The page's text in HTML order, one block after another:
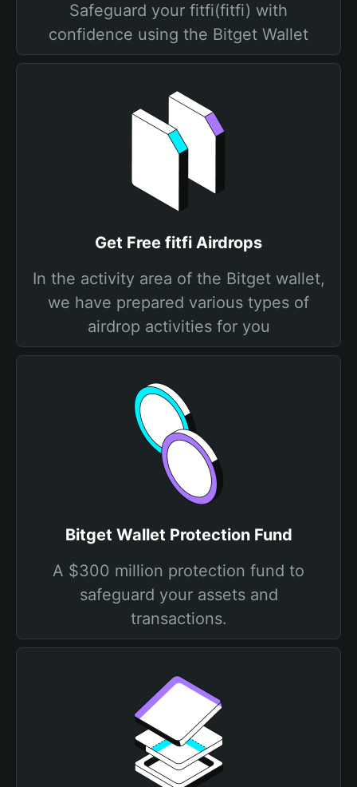
Safeguard your fitfi(fitfi) with
confidence using the Bitget Wallet
Get Free fitfi Airdrops
In the activity area of the Bitget wallet,
we have prepared various types of
airdrop activities for you
Bitget Wallet Protection Fund
A $300 million protection fund to
safeguard your assets and
transactions.